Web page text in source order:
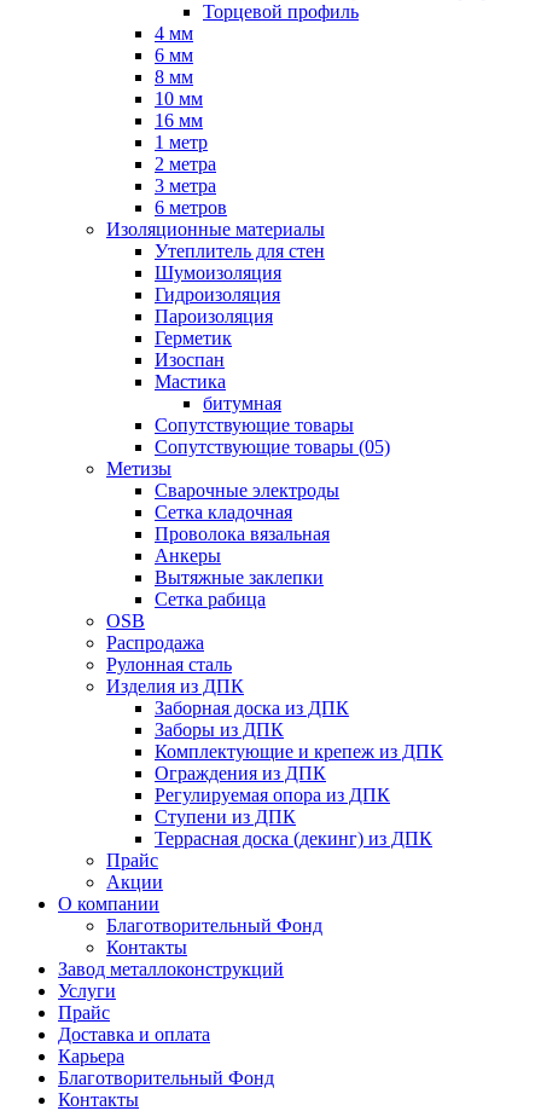
Торцевой профиль
4 мм
6 мм
8 мм
10 мм
16 мм
1 метр
2 метра
3 метра
6 метров
Изоляционные материалы
Утеплитель для стен
Шумоизоляция
Гидроизоляция
Пароизоляция
Герметик
Изоспан
Мастика
битумная
Сопутствующие товары
Сопутствующие товары (05)
Метизы
Сварочные электроды
Сетка кладочная
Проволока вязальная
Анкеры
Вытяжные заклепки
Сетка рабица
OSB
Распродажа
Рулонная сталь
Изделия из ДПК
Заборная доска из ДПК
Заборы из ДПК
Комплектующие и крепеж из ДПК
Ограждения из ДПК
Регулируемая опора из ДПК
Ступени из ДПК
Террасная доска (декинг) из ДПК
Прайс
Акции
О компании
Благотворительный Фонд
Контакты
Завод металлоконструкций
Услуги
Прайс
Доставка и оплата
Карьера
Благотворительный Фонд
Контакты